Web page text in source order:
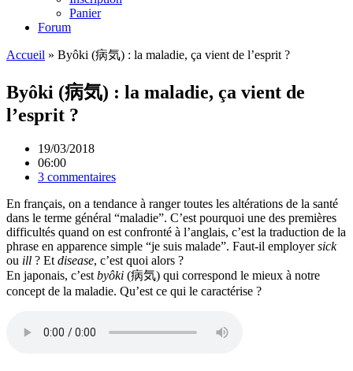
Panier
Forum
Accueil » Byôki (病気) : la maladie, ça vient de l’esprit ?
Byôki (病気) : la maladie, ça vient de
l’esprit ?
19/03/2018
06:00
3 commentaires
En français, on a tendance à ranger toutes les altérations de la santé
dans le terme général “maladie”. C’est pourquoi une des premières
difficultés quand on est confronté à l’anglais, c’est la traduction de la
phrase en apparence simple “je suis malade”. Faut-il employersick
ou ill ? Et disease, c’est quoi alors ?
En japonais, c’est byôki (病気) qui correspond le mieux à notre
concept de la maladie. Qu’est ce qui le caractérise ?